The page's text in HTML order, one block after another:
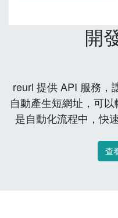
開
reurl 提供 API 服務，
自動產生短網址，可
是自動化流程中，快
查